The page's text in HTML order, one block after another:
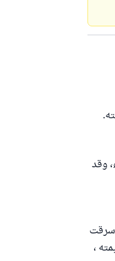
وقد
سرقت
،